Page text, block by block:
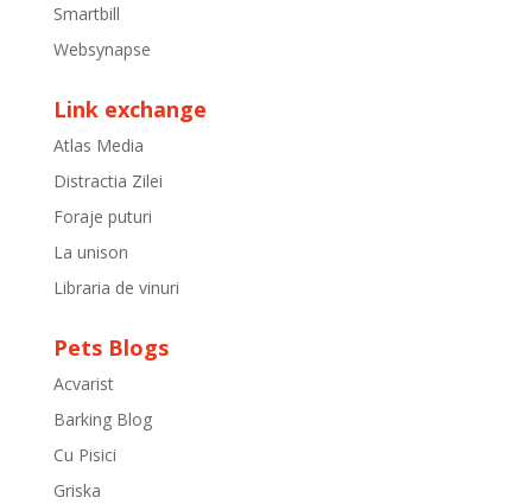
Smartbill
Websynapse
Link exchange
Atlas Media
Distractia Zilei
Foraje puturi
La unison
Libraria de vinuri
Pets Blogs
Acvarist
Barking Blog
Cu Pisici
Griska